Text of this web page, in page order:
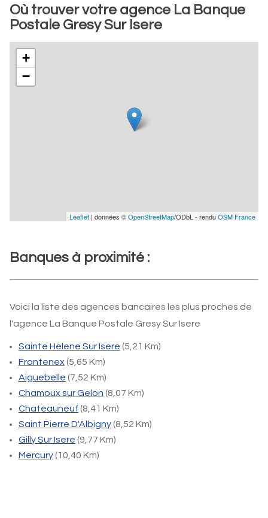
Où trouver votre agence La Banque
Postale Gresy Sur Isere
+
−
Leaflet | données ©OpenStreetMap/ODbL - renduOSM France
Banques à proximité :
Voici la liste des agences bancaires les plus proches de
l'agence La Banque Postale Gresy Sur Isere
Sainte Helene Sur Isere (5,21 Km)
Frontenex(5,65 Km)
Aiguebelle (7,52 Km)
Chamoux sur Gelon (8,07 Km)
Chateauneuf (8,41 Km)
Saint Pierre D'Albigny(8,52 Km)
Gilly Sur Isere (9,77 Km)
Mercury(10,40 Km)